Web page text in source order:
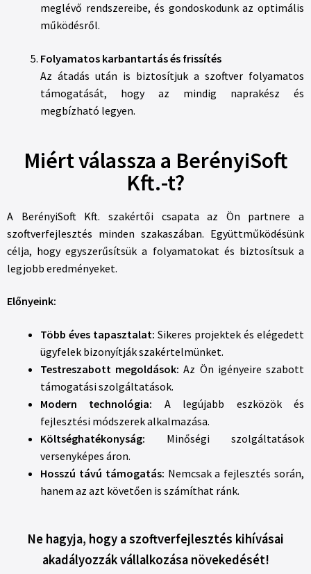
meglévő rendszereibe, és gondoskodunk az optimális
működésről.
Folyamatos karbantartás és frissítés
Az átadás után is biztosítjuk a szoftver folyamatos
támogatását, hogy az mindig naprakész és
megbízható legyen.
Miért válassza a BerényiSoft
Kft.-t?
A BerényiSoft Kft. szakértői csapata az Ön partnere a
szoftverfejlesztés minden szakaszában. Együttműködésünk
célja, hogy egyszerűsítsük a folyamatokat és biztosítsuk a
legjobb eredményeket.
Előnyeink:
Több éves tapasztalat: Sikeres projektek és elégedett
ügyfelek bizonyítják szakértelmünket.
Testreszabott megoldások: Az Ön igényeire szabott
támogatási szolgáltatások.
Modern technológia: A legújabb eszközök és
fejlesztési módszerek alkalmazása.
Költséghatékonyság: Minőségi szolgáltatások
versenyképes áron.
Hosszú távú támogatás: Nemcsak a fejlesztés során,
hanem az azt követően is számíthat ránk.
Ne hagyja, hogy a szoftverfejlesztés kihívásai
akadályozzák vállalkozása növekedését!